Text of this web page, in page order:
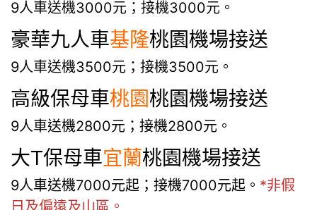
9人車送機3000元；接機3000元。
豪華九人車基隆桃園機場接送
9人車送機3500元；接機3500元。
高級保母車桃園桃園機場接送
9人車送機2800元；接機2800元。
大T保母車宜蘭桃園機場接送
9人車送機7000元起；接機7000元起。 *非假
日及偏遠及山區。